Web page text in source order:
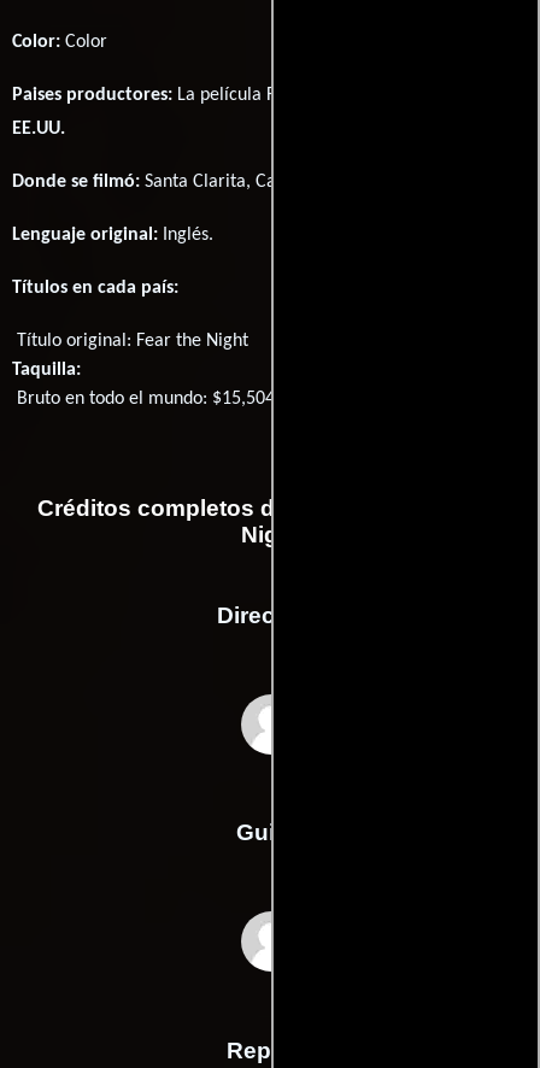
Color: Color
Paises productores: La película Fear the Night fué producida en
EE.UU.
Donde se filmó: Santa Clarita, California, USA.
Lenguaje original: Inglés.
Títulos en cada país:
Título original: Fear the Night
Taquilla:
Bruto en todo el mundo: $15,504
Créditos completos de la película Fear the
Night
Dirección
Guión
Reparto